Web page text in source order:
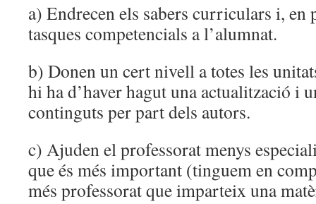
a) Endrecen els sabers curriculars i,
tasques competencials a l’alumnat.
b) Donen un cert nivell a totes les
hi ha d’haver hagut una actualització i
continguts per part dels autors.
c) Ajuden el professorat menys
que és més important (tinguem en
més professorat que imparteix una